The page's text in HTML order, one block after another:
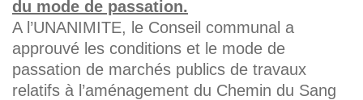
du mode de passation.
A l’UNANIMITE, le Conseil communal a
approuvé les conditions et le mode de
passation de marchés publics de travaux
relatifs à l’aménagement du Chemin du Sang